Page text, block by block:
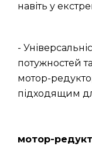
навіть у
-
потужностей
мотор-
підходящим
мотор-